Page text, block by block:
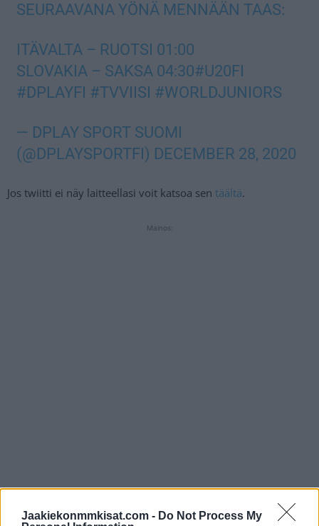
Jaakiekonmmkisat.com - Do Not Process My
SEURAAVANA YÖNÄ MENNÄÄN TAAS:
ITÄVALTA – RUOTSI 01:00
SLOVAKIA – SAKSA 04:30#U20FI
#DPLAYFI #TVVIISI #WORLDJUNIORS
— DPLAY SPORT SUOMI
(@DPLAYSPORTFI) DECEMBER 28, 2020
Jos twiitti ei näy laitteellasi voit katsoa sen täältä.
Mainos:
erässäFilip Kofferavasi maalihanat ja vei Tshekin 1-0 -